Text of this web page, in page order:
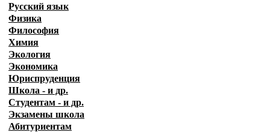
Русский язык
Физика
Философия
Химия
Экология
Экономика
Юриспруденция
Школа - и др.
Студентам - и др.
Экзамены школа
Абитуриентам